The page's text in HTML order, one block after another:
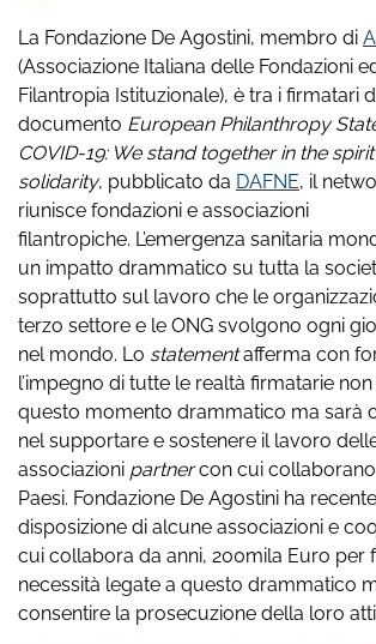
La Fondazione De Agostini, membro di
(Associazione Italiana delle Fondazioni
Filantropia Istituzionale), è tra i firmatari
documento European Philanthropy
COVID-19: We stand together in the
solidarity, pubblicato da DAFNE, il
riunisce fondazioni e associazioni
filantropiche. L’emergenza sanitaria
un impatto drammatico su tutta la
soprattutto sul lavoro che le
terzo settore e le ONG svolgono ogni
nel mondo. Lo statementafferma con
l’impegno di tutte le realtà firmatarie
questo momento drammatico ma sarà
nel supportare e sostenere il lavoro
associazioni partnercon cui
Paesi. Fondazione De Agostini ha
disposizione di alcune associazioni e
cui collabora da anni, 200mila Euro per
necessità legate a questo drammatico
consentire la prosecuzione della loro